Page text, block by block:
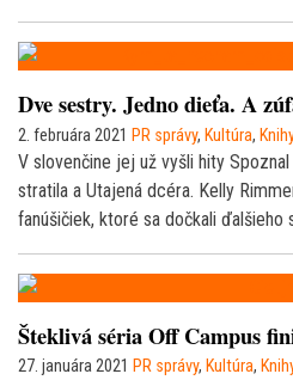
Dve sestry. Jedno dieťa. A
2. februára 2021 PR správy, Kultúra,
V slovenčine jej už vyšli hity
stratila a Utajená dcéra. Kelly
fanúšičiek, ktoré sa dočkali ďalšieho
Šteklivá séria Off Campus
27. januára 2021 PR správy, Kultúra,